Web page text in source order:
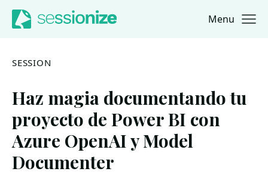
Jump to navigation
Jump to content Menu
SESSION
Haz magia documentando tu
proyecto de Power BI con
Azure OpenAI y Model
Documenter